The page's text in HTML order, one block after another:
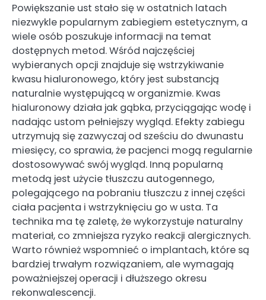
Powiększanie ust stało się w ostatnich latach
niezwykle popularnym zabiegiem estetycznym, a
wiele osób poszukuje informacji na temat
dostępnych metod. Wśród najczęściej
wybieranych opcji znajduje się wstrzykiwanie
kwasu hialuronowego, który jest substancją
naturalnie występującą w organizmie. Kwas
hialuronowy działa jak gąbka, przyciągając wodę i
nadając ustom pełniejszy wygląd. Efekty zabiegu
utrzymują się zazwyczaj od sześciu do dwunastu
miesięcy, co sprawia, że pacjenci mogą regularnie
dostosowywać swój wygląd. Inną popularną
metodą jest użycie tłuszczu autogennego,
polegającego na pobraniu tłuszczu z innej części
ciała pacjenta i wstrzyknięciu go w usta. Ta
technika ma tę zaletę, że wykorzystuje naturalny
materiał, co zmniejsza ryzyko reakcji alergicznych.
Warto również wspomnieć o implantach, które są
bardziej trwałym rozwiązaniem, ale wymagają
poważniejszej operacji i dłuższego okresu
rekonwalescencji.